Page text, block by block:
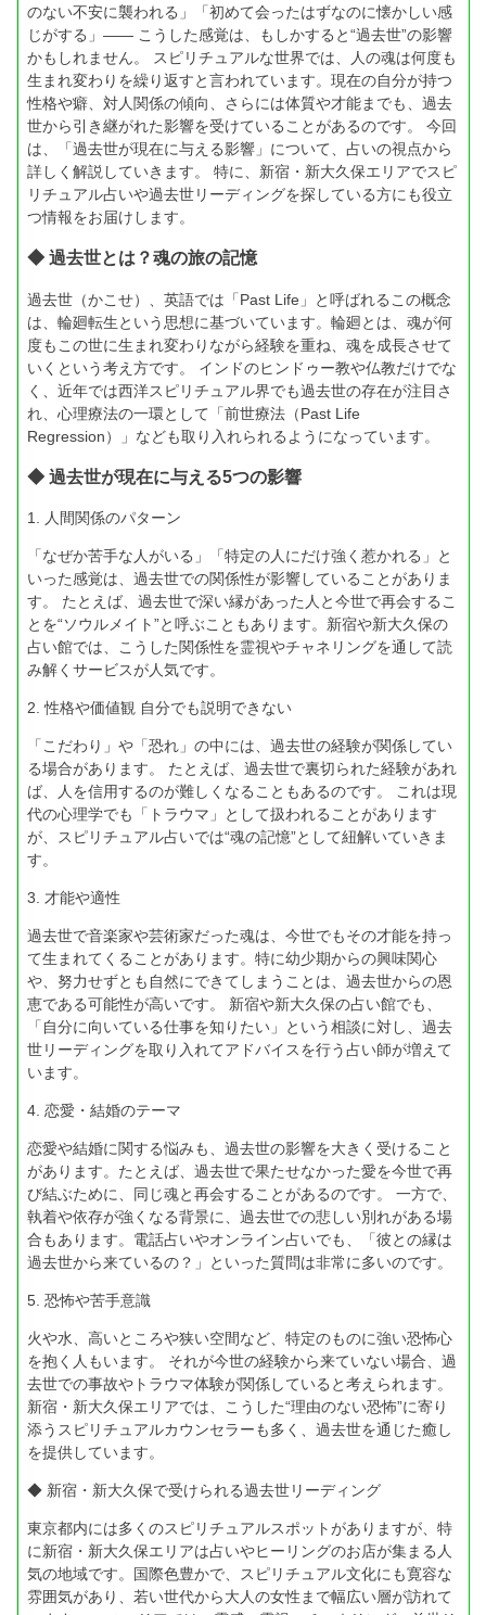
のない不安に襲われる」「初めて会ったはずなのに懐かしい感
じがする」―― こうした感覚は、もしかすると“過去世”の影響
かもしれません。 スピリチュアルな世界では、人の魂は何度も
生まれ変わりを繰り返すと言われています。現在の自分が持つ
性格や癖、対人関係の傾向、さらには体質や才能までも、過去
世から引き継がれた影響を受けていることがあるのです。 今回
は、「過去世が現在に与える影響」について、占いの視点から
詳しく解説していきます。 特に、新宿・新大久保エリアでスピ
リチュアル占いや過去世リーディングを探している方にも役立
つ情報をお届けします。
◆ 過去世とは？魂の旅の記憶
過去世（かこせ）、英語では「Past Life」と呼ばれるこの概念
は、輪廻転生という思想に基づいています。輪廻とは、魂が何
度もこの世に生まれ変わりながら経験を重ね、魂を成長させて
いくという考え方です。 インドのヒンドゥー教や仏教だけでな
く、近年では西洋スピリチュアル界でも過去世の存在が注目さ
れ、心理療法の一環として「前世療法（Past Life
Regression）」なども取り入れられるようになっています。
◆ 過去世が現在に与える5つの影響
1. 人間関係のパターン
「なぜか苦手な人がいる」「特定の人にだけ強く惹かれる」と
いった感覚は、過去世での関係性が影響していることがありま
す。 たとえば、過去世で深い縁があった人と今世で再会するこ
とを“ソウルメイト”と呼ぶこともあります。新宿や新大久保の
占い館では、こうした関係性を霊視やチャネリングを通して読
み解くサービスが人気です。
2. 性格や価値観 自分でも説明できない
「こだわり」や「恐れ」の中には、過去世の経験が関係してい
る場合があります。 たとえば、過去世で裏切られた経験があれ
ば、人を信用するのが難しくなることもあるのです。 これは現
代の心理学でも「トラウマ」として扱われることがあります
が、スピリチュアル占いでは“魂の記憶”として紐解いていきま
す。
3. 才能や適性
過去世で音楽家や芸術家だった魂は、今世でもその才能を持っ
て生まれてくることがあります。特に幼少期からの興味関心
や、努力せずとも自然にできてしまうことは、過去世からの恩
恵である可能性が高いです。 新宿や新大久保の占い館でも、
「自分に向いている仕事を知りたい」という相談に対し、過去
世リーディングを取り入れてアドバイスを行う占い師が増えて
います。
4. 恋愛・結婚のテーマ
恋愛や結婚に関する悩みも、過去世の影響を大きく受けること
があります。たとえば、過去世で果たせなかった愛を今世で再
び結ぶために、同じ魂と再会することがあるのです。 一方で、
執着や依存が強くなる背景に、過去世での悲しい別れがある場
合もあります。電話占いやオンライン占いでも、「彼との縁は
過去世から来ているの？」といった質問は非常に多いのです。
5. 恐怖や苦手意識
火や水、高いところや狭い空間など、特定のものに強い恐怖心
を抱く人もいます。 それが今世の経験から来ていない場合、過
去世での事故やトラウマ体験が関係していると考えられます。
新宿・新大久保エリアでは、こうした“理由のない恐怖”に寄り
添うスピリチュアルカウンセラーも多く、過去世を通じた癒し
を提供しています。
◆ 新宿・新大久保で受けられる過去世リーディング
東京都内には多くのスピリチュアルスポットがありますが、特
に新宿・新大久保エリアは占いやヒーリングのお店が集まる人
気の地域です。国際色豊かで、スピリチュアル文化にも寛容な
雰囲気があり、若い世代から大人の女性まで幅広い層が訪れて